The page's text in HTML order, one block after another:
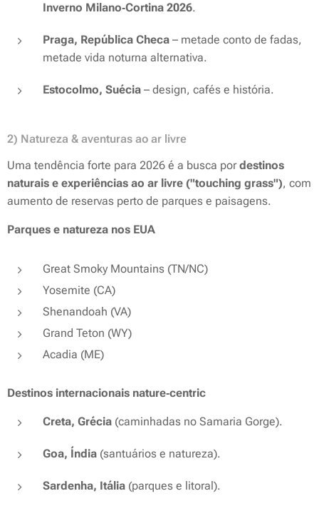
Inverno Milano‑Cortina 2026.
Praga, República Checa – metade conto de fadas,
metade vida noturna alternativa.
Estocolmo, Suécia – design, cafés e história.
2) Natureza & aventuras ao ar livre
Uma tendência forte para 2026 é a busca pordestinos
naturais e experiências ao ar livre ("touching grass"), com
aumento de reservas perto de parques e paisagens.
Parques e natureza nos EUA
Great Smoky Mountains (TN/NC)
Yosemite (CA)
Shenandoah (VA)
Grand Teton (WY)
Acadia (ME)
Destinos internacionais nature‑centric
Creta, Grécia (caminhadas no Samaria Gorge).
Goa, Índia (santuários e natureza).
Sardenha, Itália (parques e litoral).